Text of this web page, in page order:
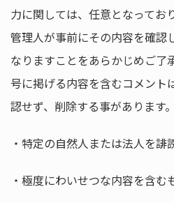
力に関しては、任意となってお
管理人が事前にその内容を確認
なりますことをあらかじめご了
号に掲げる内容を含むコメント
認せず、削除する事があります。
・特定の自然人または法人を誹
・極度にわいせつな内容を含む